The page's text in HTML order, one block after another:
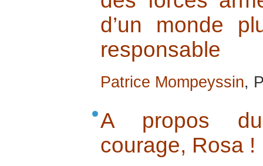
d’un monde
responsable
Patrice Mompeyssin,
A propos
courage, Rosa !